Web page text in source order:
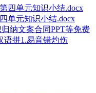
单元知识小结.docx
纳文案合同PPT等免费
语拼1.易音错灼伤